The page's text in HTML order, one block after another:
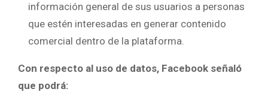
información general de sus usuarios a personas
que estén interesadas en generar contenido
comercial dentro de la plataforma.
Con respecto al uso de datos, Facebook señaló
que podrá: